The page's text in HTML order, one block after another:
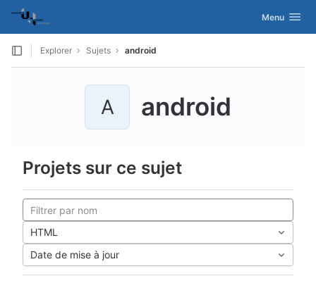
Skip to content
GitLab Activer/
Menu
Explorer Sujets android
A android
Projets sur ce sujet
HTML
Date de mise à jour